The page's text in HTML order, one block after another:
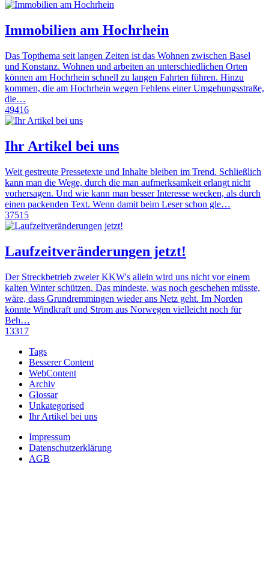
Immobilien am Hochrhein
Das Topthema seit langen Zeiten ist das Wohnen zwischen Basel
und Konstanz. Wohnen und arbeiten an unterschiedlichen Orten
können am Hochrhein schnell zu langen Fahrten führen. Hinzu
kommen, die am Hochrhein wegen Fehlens einer Umgehungsstraße,
die…
49416
Ihr Artikel bei uns
Weit gestreute Pressetexte und Inhalte bleiben im Trend. Schließlich
kann man die Wege, durch die man aufmerksamkeit erlangt nicht
vorhersagen. Und wie kann man besser Interesse wecken, als durch
einen packenden Text. Wenn damit beim Leser schon gle…
37515
Laufzeitveränderungen jetzt!
Der Streckbetrieb zweier KKW's allein wird uns nicht vor einem
kalten Winter schützen. Das mindeste, was noch geschehen müsste,
wäre, dass Grundremmingen wieder ans Netz geht. Im Norden
könnte Windkraft und Strom aus Norwegen vielleicht noch für
Beh…
13317
Tags
Besserer Content
WebContent
Archiv
Glossar
Unkategorised
Ihr Artikel bei uns
Impressum
Datenschutzerklärung
AGB